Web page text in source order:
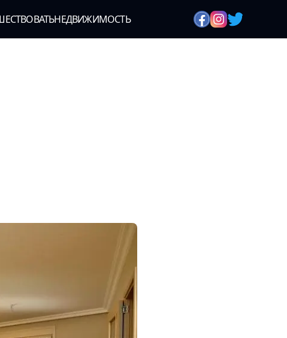
НЕДВИЖИМОСТЬ